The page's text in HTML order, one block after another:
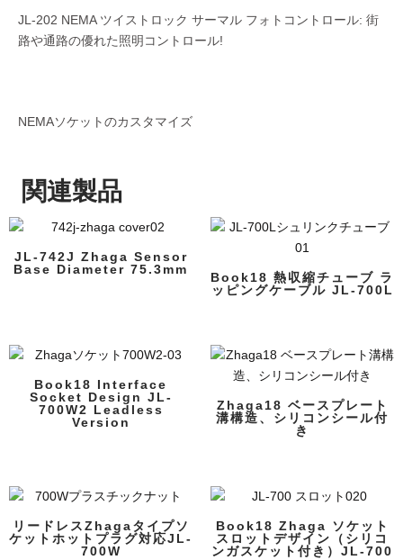
JL-202 NEMA ツイストロック サーマル フォトコントロール: 街
路や通路の優れた照明コントロール!
NEMAソケットのカスタマイズ
関連製品
JL-742J Zhaga Sensor
Base Diameter 75.3mm
Book18 熱収縮チューブ ラ
ッピングケーブル JL-700L
Book18 Interface
Socket Design JL-
700W2 Leadless
Version
Zhaga18 ベースプレート
溝構造、シリコンシール付
き
リードレスZhagaタイプソ
ケットホットプラグ対応JL-
700W
Book18 Zhaga ソケット
スロットデザイン（シリコ
ンガスケット付き）JL-700